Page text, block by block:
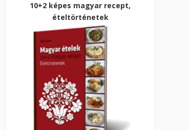
10+2 képes magyar recept,
ételtörténetek